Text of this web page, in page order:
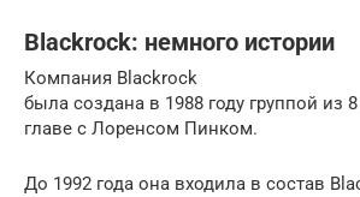
Blackrock: немного истории
Компания Blackrock
была создана в 1988 году группой из
главе с Лоренсом Пинком.
До 1992 года она входила в состав